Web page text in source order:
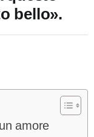
bello».
amore